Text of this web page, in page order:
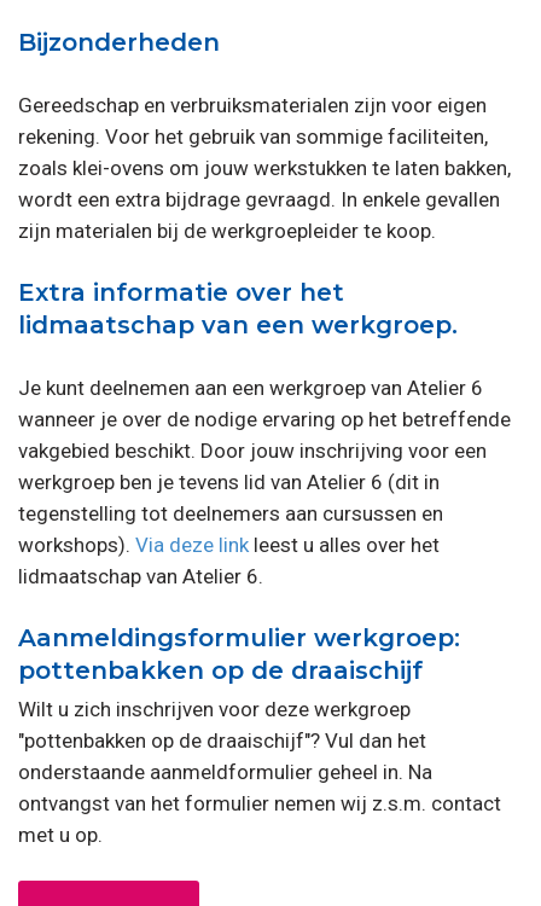
Bijzonderheden
Gereedschap en verbruiksmaterialen zijn voor eigen
rekening. Voor het gebruik van sommige faciliteiten,
zoals klei-ovens om jouw werkstukken te laten bakken,
wordt een extra bijdrage gevraagd. In enkele gevallen
zijn materialen bij de werkgroepleider te koop.
Extra informatie over het
lidmaatschap van een werkgroep.
Je kunt deelnemen aan een werkgroep van Atelier 6
wanneer je over de nodige ervaring op het betreffende
vakgebied beschikt. Door jouw inschrijving voor een
werkgroep ben je tevens lid van Atelier 6 (dit in
tegenstelling tot deelnemers aan cursussen en
workshops). Via deze link leest u alles over het
lidmaatschap van Atelier 6.
Aanmeldingsformulier werkgroep:
pottenbakken op de draaischijf
Wilt u zich inschrijven voor deze werkgroep
"pottenbakken op de draaischijf"? Vul dan het
onderstaande aanmeldformulier geheel in. Na
ontvangst van het formulier nemen wij z.s.m. contact
met u op.